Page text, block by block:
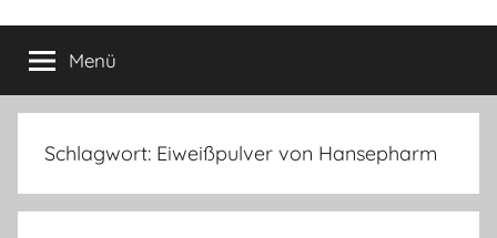
Yvis
Lifestyle
Lifestyle
Blog
–
Lifestyle,
Produkttests
Menü
Schlagwort: Eiweißpulver von Hansepharm